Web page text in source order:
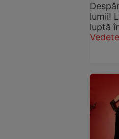
lumii!
luptă